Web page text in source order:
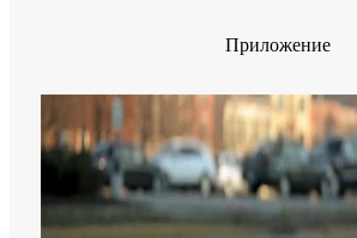
Приложение